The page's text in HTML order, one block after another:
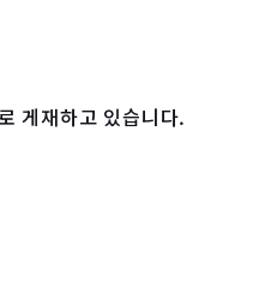
게재하고 있습니다.